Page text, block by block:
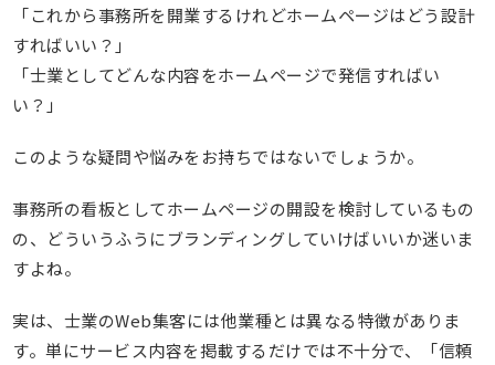
「これから事務所を開業するけれどホームページはどう設計
すればいい？」
「士業としてどんな内容をホームページで発信すればい
い？」
このような疑問や悩みをお持ちではないでしょうか。
事務所の看板としてホームページの開設を検討しているもの
の、どういうふうにブランディングしていけばいいか迷いま
すよね。
実は、士業のWeb集客には他業種とは異なる特徴がありま
す。単にサービス内容を掲載するだけでは不十分で、「信頼